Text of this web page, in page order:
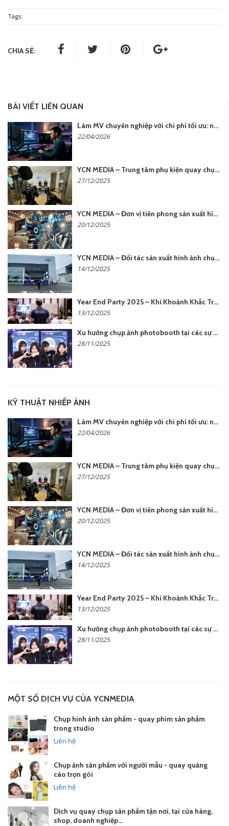
Tags:
CHIA SẺ:
BÀI VIẾT LIÊN QUAN
Làm MV chuyên nghiệp với chi phí tối ưu: nên chọn quay thực tế hay video AI?
22/04/2026
YCN MEDIA – Trung tâm phụ kiện quay chụp tại Hà Nội
27/12/2025
YCN MEDIA – Đơn vị tiên phong sản xuất hình ảnh & âm thanh bằng AI tại Hà Nội
20/12/2025
YCN MEDIA – Đối tác sản xuất hình ảnh chuyên nghiệp cho doanh nghiệp tại Hà Nội
14/12/2025
Year End Party 2025 – Khi Khoảnh Khắc Trở Thành Dấu Ấn | Gói Ưu Đãi Tháng 12 Từ YCN Media
13/12/2025
Xu hướng chụp ảnh photobooth tại các sự kiện hiện nay
28/11/2025
KỸ THUẬT NHIẾP ẢNH
Làm MV chuyên nghiệp với chi phí tối ưu: nên chọn quay thực tế hay video AI?
22/04/2026
YCN MEDIA – Trung tâm phụ kiện quay chụp tại Hà Nội
27/12/2025
YCN MEDIA – Đơn vị tiên phong sản xuất hình ảnh & âm thanh bằng AI tại Hà Nội
20/12/2025
YCN MEDIA – Đối tác sản xuất hình ảnh chuyên nghiệp cho doanh nghiệp tại Hà Nội
14/12/2025
Year End Party 2025 – Khi Khoảnh Khắc Trở Thành Dấu Ấn | Gói Ưu Đãi Tháng 12 Từ YCN Media
13/12/2025
Xu hướng chụp ảnh photobooth tại các sự kiện hiện nay
28/11/2025
MỘT SỐ DỊCH VỤ CỦA YCNMEDIA
Chụp hình ảnh sản phẩm - quay phim sản phẩm
trong studio
Liên hệ
Chụp ảnh sản phẩm với người mẫu - quay quảng
cáo trọn gói
Liên hệ
Dịch vụ quay chụp sản phẩm tận nơi, tại cửa hàng,
shop, doanh nghiệp…